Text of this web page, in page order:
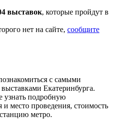
выставок, которые пройдут в
нет на сайте, сообщите
с самыми
Екатеринбурга.
узнать подробную
место проведения, стоимость
метро.